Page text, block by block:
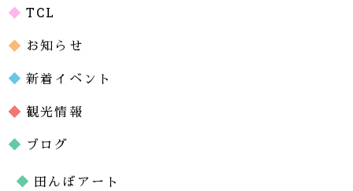
TCL
お知らせ
新着イベント
観光情報
ブログ
田んぼアート